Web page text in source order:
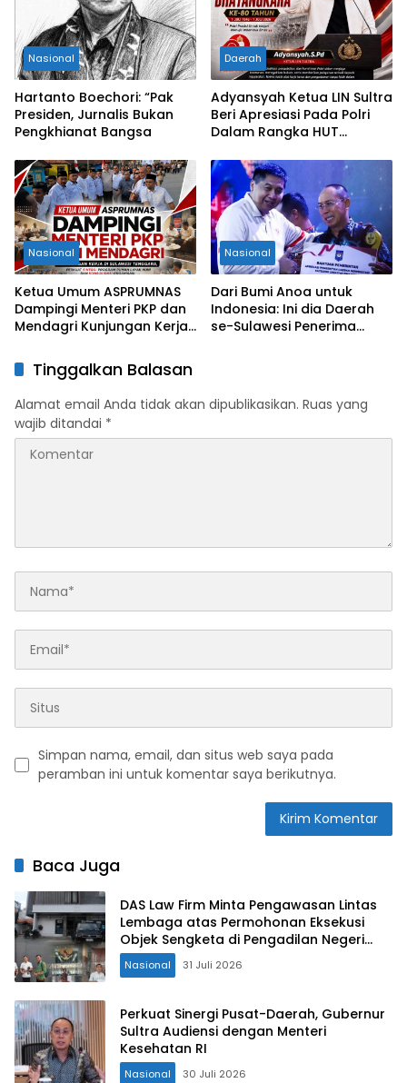
Nasional
Hartanto Boechori: “Pak
Presiden, Jurnalis Bukan
Pengkhianat Bangsa
Daerah
Adyansyah Ketua LIN Sultra
Beri Apresiasi Pada Polri
Dalam Rangka HUT
Nasional
Ketua Umum ASPRUMNAS
Dampingi Menteri PKP dan
Mendagri Kunjungan Kerja
Program Rumah Layak Huni
dan Konsolidasi Organisasi
Nasional
Dari Bumi Anoa untuk
Indonesia: Ini dia Daerah
se-Sulawesi Penerima
Tinggalkan Balasan
Alamat email Anda tidak akan dipublikasikan. Ruas yang
wajib ditandai *
Simpan nama, email, dan situs web saya pada
peramban ini untuk komentar saya berikutnya.
Baca Juga
DAS Law Firm Minta Pengawasan Lintas
Lembaga atas Permohonan Eksekusi
Objek Sengketa di Pengadilan Negeri
Jakarta Selatan
Nasional 31 Juli 2026
Perkuat Sinergi Pusat-Daerah, Gubernur
Sultra Audiensi dengan Menteri
Kesehatan RI
Nasional 30 Juli 2026